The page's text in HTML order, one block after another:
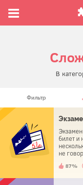
В
Фильтр
билет и
не
87%